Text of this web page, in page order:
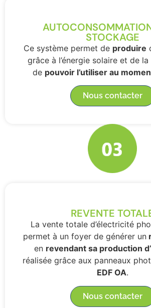
STOCKAGE
Ce système permet de produire
grâce à l’énergie solaire et de la
de pouvoir l’utiliser au
Nous contacter
REVENTE
La vente totale d’électricité
permet à un foyer de générer un
en revendant sa production
réalisée grâce aux panneaux
EDF OA.
Nous contacter